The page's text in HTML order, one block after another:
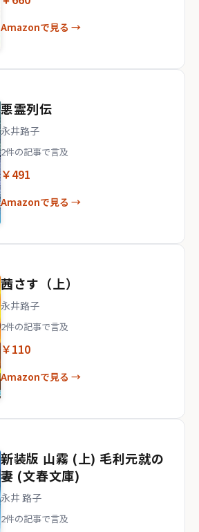
Amazonで見る →
悪霊列伝
永井路子
2件の記事で言及
￥491
Amazonで見る →
茜さす（上）
永井路子
2件の記事で言及
￥110
Amazonで見る →
新装版 山霧 (上) 毛利元就の
妻 (文春文庫)
永井 路子
2件の記事で言及